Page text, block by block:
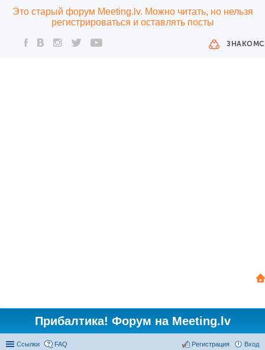
Это старый форум Meeting.lv. Можно читать, но нельзя
регистрироваться и оставлять посты
Прибалтика! Форум на Meeting.lv
Ссылки FAQ Вход
Регистрация